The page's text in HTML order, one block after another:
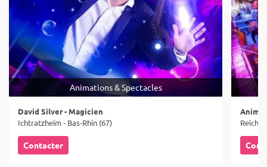
Animations & Spectacles
David Silver - Magicien
Ichtratzheim - Bas-Rhin (67)
Contacter